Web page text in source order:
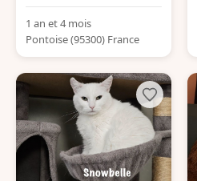
1 an et 4 mois
Pontoise (95300) France